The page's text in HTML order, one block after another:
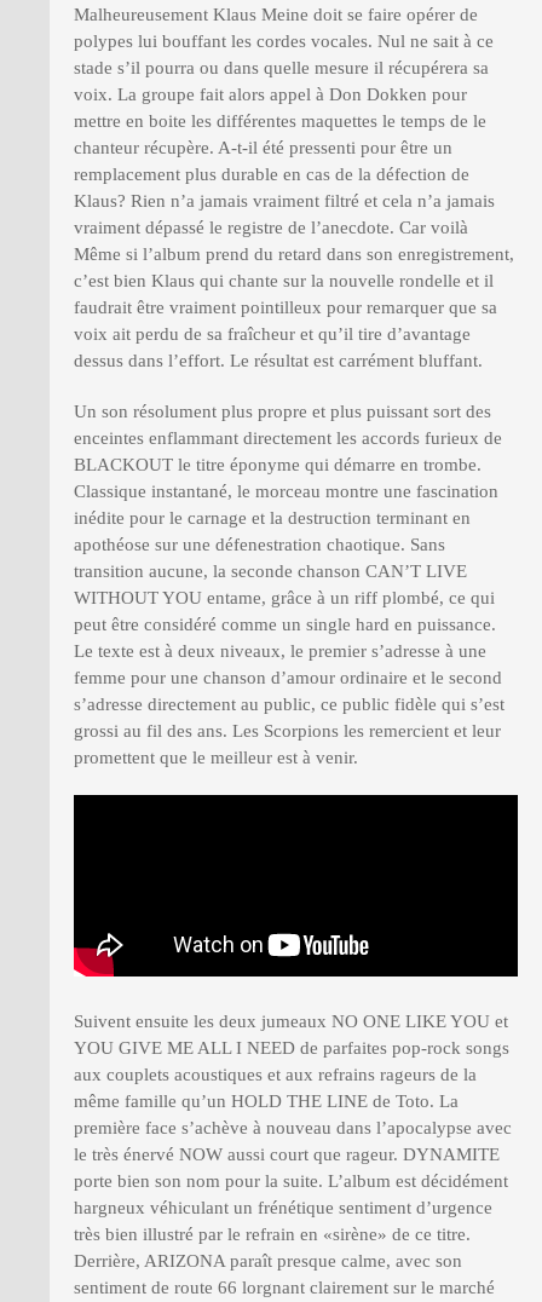
Malheureusement Klaus Meine doit se faire opérer de
polypes lui bouffant les cordes vocales. Nul ne sait à ce
stade s’il pourra ou dans quelle mesure il récupérera sa
voix. La groupe fait alors appel à Don Dokken pour
mettre en boite les différentes maquettes le temps de le
chanteur récupère. A-t-il été pressenti pour être un
remplacement plus durable en cas de la défection de
Klaus? Rien n’a jamais vraiment filtré et cela n’a jamais
vraiment dépassé le registre de l’anecdote. Car voilà
Même si l’album prend du retard dans son enregistrement,
c’est bien Klaus qui chante sur la nouvelle rondelle et il
faudrait être vraiment pointilleux pour remarquer que sa
voix ait perdu de sa fraîcheur et qu’il tire d’avantage
dessus dans l’effort. Le résultat est carrément bluffant.
Un son résolument plus propre et plus puissant sort des
enceintes enflammant directement les accords furieux de
BLACKOUT le titre éponyme qui démarre en trombe.
Classique instantané, le morceau montre une fascination
inédite pour le carnage et la destruction terminant en
apothéose sur une défenestration chaotique. Sans
transition aucune, la seconde chanson CAN’T LIVE
WITHOUT YOU entame, grâce à un riff plombé, ce qui
peut être considéré comme un single hard en puissance.
Le texte est à deux niveaux, le premier s’adresse à une
femme pour une chanson d’amour ordinaire et le second
s’adresse directement au public, ce public fidèle qui s’est
grossi au fil des ans. Les Scorpions les remercient et leur
promettent que le meilleur est à venir.
Suivent ensuite les deux jumeaux NO ONE LIKE YOU et
YOU GIVE ME ALL I NEED de parfaites pop-rock songs
aux couplets acoustiques et aux refrains rageurs de la
même famille qu’un HOLD THE LINE de Toto. La
première face s’achève à nouveau dans l’apocalypse avec
le très énervé NOW aussi court que rageur. DYNAMITE
porte bien son nom pour la suite. L’album est décidément
hargneux véhiculant un frénétique sentiment d’urgence
très bien illustré par le refrain en «sirène» de ce titre.
Derrière, ARIZONA paraît presque calme, avec son
sentiment de route 66 lorgnant clairement sur le marché